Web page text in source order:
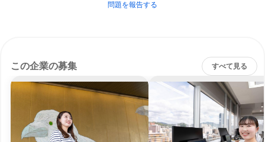
問題を報告する
この企業の募集 すべて見る